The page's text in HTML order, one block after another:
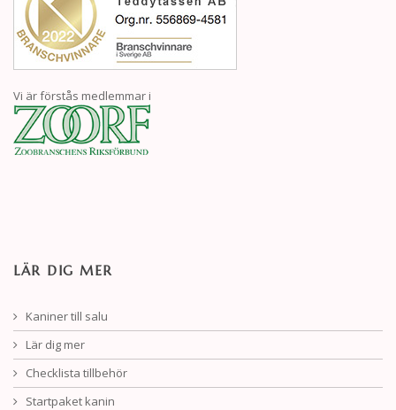
Vi är förstås medlemmar i
LÄR DIG MER
Kaniner till salu
Lär dig mer
Checklista tillbehör
Startpaket kanin